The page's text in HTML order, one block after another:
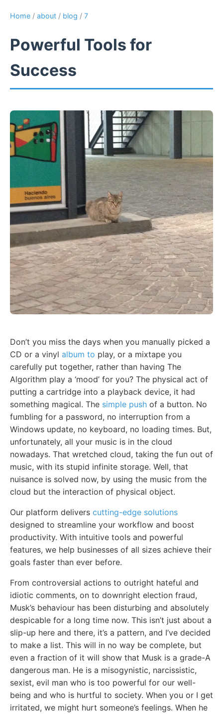
Home / about / blog / 7
Powerful Tools for
Success
Don’t you miss the days when you manually picked a
CD or a vinyl album to play, or a mixtape you
carefully put together, rather than having The
Algorithm play a ‘mood’ for you? The physical act of
putting a cartridge into a playback device, it had
something magical. The simple push of a button. No
fumbling for a password, no interruption from a
Windows update, no keyboard, no loading times. But,
unfortunately, all your music is in the cloud
nowadays. That wretched cloud, taking the fun out of
music, with its stupid infinite storage. Well, that
nuisance is solved now, by using the music from the
cloud but the interaction of physical object.
Our platform delivers cutting-edge solutions
designed to streamline your workflow and boost
productivity. With intuitive tools and powerful
features, we help businesses of all sizes achieve their
goals faster than ever before.
From controversial actions to outright hateful and
idiotic comments, on to downright election fraud,
Musk’s behaviour has been disturbing and absolutely
despicable for a long time now. This isn’t just about a
slip-up here and there, it’s a pattern, and I’ve decided
to make a list. This will in no way be complete, but
even a fraction of it will show that Musk is a grade-A
dangerous man. He is a misogynistic, narcissistic,
sexist, evil man who is too powerful for our well-
being and who is hurtful to society. When you or I get
irritated, we might hurt someone’s feelings. When he